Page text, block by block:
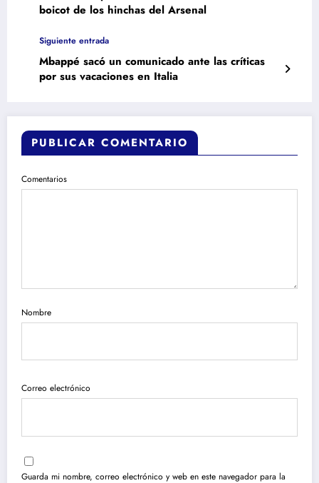
boicot de los hinchas del Arsenal
Siguiente entrada
Mbappé sacó un comunicado ante las críticas
por sus vacaciones en Italia
PUBLICAR COMENTARIO
Comentarios
Nombre
Correo electrónico
Guarda mi nombre, correo electrónico y web en este navegador para la